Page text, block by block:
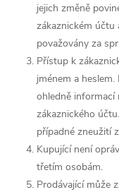
jejich změně
zákaznickém účtu
považovány za
Přístup k
jménem a
ohledně
zákaznického
případné zneužití
Kupující není
třetím osobám.
Prodávající může